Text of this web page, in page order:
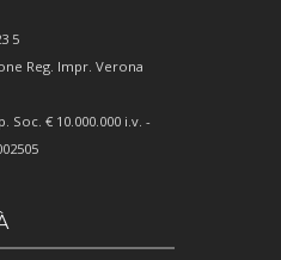
5
Reg. Impr. Verona
Soc. € 10.000.000 i.v. -